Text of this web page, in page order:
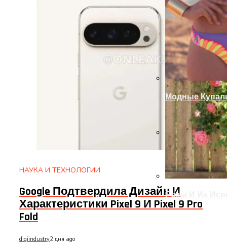
Оформление
Розы И Их
Модные
НАУКА И ТЕХНОЛОГИИ
Google Подтвердила Дизайн И
Характеристики Pixel 9 И Pixel 9 Pro
Fold
digiindustry2 дня ago